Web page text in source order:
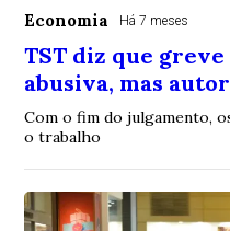
Economia Há 7 meses
TST diz que
abusiva, mas
Com o fim do julgamento,
o trabalho